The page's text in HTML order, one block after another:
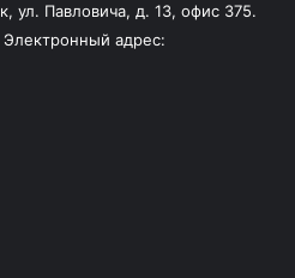
ул. Павловича, д. 13, офис 375.
адрес: